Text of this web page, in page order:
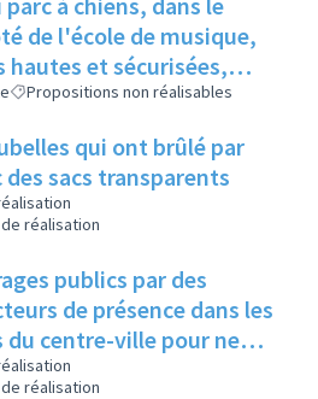
de l'école de musique,
hautes et sécurisées,
d'espace pour que les
Propositions non réalisables
qui ont brûlé par
des sacs transparents
réalisation
publics par des
de présence dans les
du centre-ville pour ne
espèces d'animaux
réalisation